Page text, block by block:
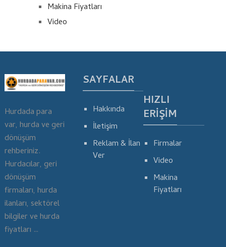
Makina Fiyatları
Video
Hurdada para
var, hurda ve geri
dönüşüm
rehberiniz.
Hurdacılar, geri
dönüşüm
firmaları, hurda
ilanları, sektörel
bilgiler ve hurda
fiyatları …
SAYFALAR
Hakkında
İletişim
Reklam & İlan
Ver
HIZLI
ERIŞIM
Firmalar
Video
Makina
Fiyatları